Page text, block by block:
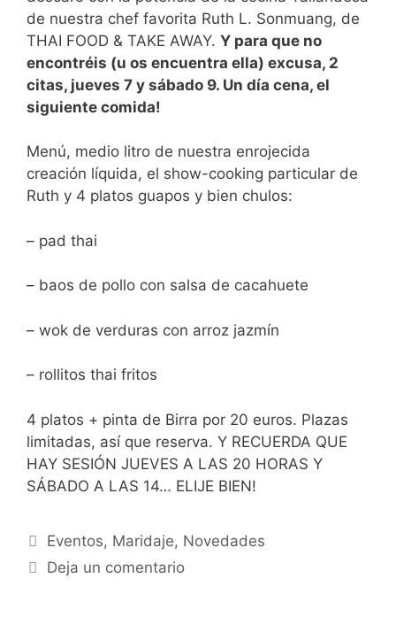
de nuestra chef favorita Ruth L. Sonmuang, de
THAI FOOD & TAKE AWAY. Y para que no
encontréis (u os encuentra ella) excusa, 2
citas, jueves 7 y sábado 9. Un día cena, el
siguiente comida!
Menú, medio litro de nuestra enrojecida
creación líquida, el show-cooking particular de
Ruth y 4 platos guapos y bien chulos:
– pad thai
– baos de pollo con salsa de cacahuete
– wok de verduras con arroz jazmín
– rollitos thai fritos
4 platos + pinta de Birra por 20 euros. Plazas
limitadas, así que reserva. Y RECUERDA QUE
HAY SESIÓN JUEVES A LAS 20 HORAS Y
SÁBADO A LAS 14… ELIJE BIEN!
Categorías
Eventos, Maridaje, Novedades
Deja un comentario